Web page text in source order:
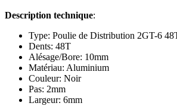
Description technique:
Type: Poulie de Distribution 2GT-6
Dents: 48T
Alésage/Bore: 10mm
Matériau: Aluminium
Couleur: Noir
Pas: 2mm
Largeur: 6mm